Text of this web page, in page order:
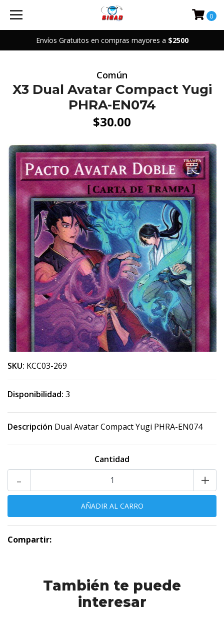
Envíos Gratuitos en compras mayores a $2500
0
Común
X3 Dual Avatar Compact Yugi
PHRA-EN074
$30.00
SKU: KCC03-269
Disponibilidad: 3
Descripción Dual Avatar Compact Yugi PHRA-EN074
Cantidad
+
-
Compartir:
También te puede
interesar